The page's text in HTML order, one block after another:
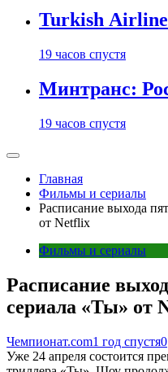
Turkish
19 часов спустя
Минтранс:
19 часов спустя
Главная
Фильмы и сериалы
Расписание выхода
от Netflix
Фильмы и сериалы
Расписание
сериала «Ты» от
Чемпионат.com1 год спустя0
Уже 24 апреля состоится